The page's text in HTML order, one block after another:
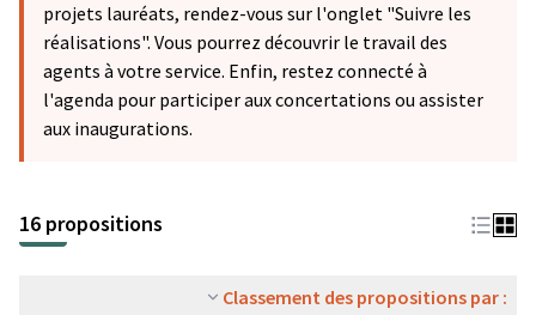
projets lauréats, rendez-vous sur l'onglet "Suivre les
réalisations". Vous pourrez découvrir le travail des
agents à votre service. Enfin, restez connecté à
l'agenda pour participer aux concertations ou assister
aux inaugurations.
16 propositions
Classement des propositions par :